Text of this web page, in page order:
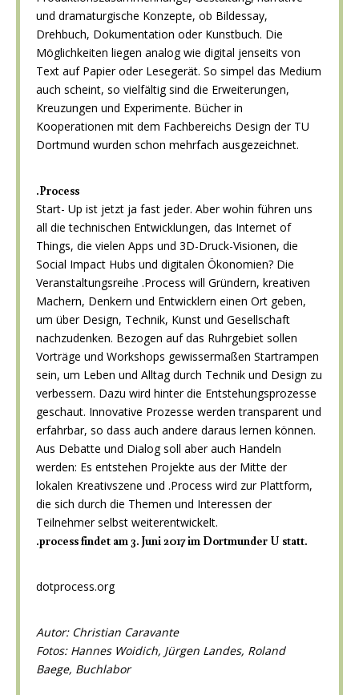
und dramaturgische Konzepte, ob Bildessay,
Drehbuch, Dokumentation oder Kunstbuch. Die
Möglichkeiten liegen analog wie digital jenseits von
Text auf Papier oder Lesegerät. So simpel das Medium
auch scheint, so vielfältig sind die Erweiterungen,
Kreuzungen und Experimente. Bücher in
Kooperationen mit dem Fachbereichs Design der TU
Dortmund wurden schon mehrfach ausgezeichnet.
.Process
Start- Up ist jetzt ja fast jeder. Aber wohin führen uns
all die technischen Entwicklungen, das Internet of
Things, die vielen Apps und 3D-Druck-Visionen, die
Social Impact Hubs und digitalen Ökonomien? Die
Veranstaltungsreihe .Process will Gründern, kreativen
Machern, Denkern und Entwicklern einen Ort geben,
um über Design, Technik, Kunst und Gesellschaft
nachzudenken. Bezogen auf das Ruhrgebiet sollen
Vorträge und Workshops gewissermaßen Startrampen
sein, um Leben und Alltag durch Technik und Design zu
verbessern. Dazu wird hinter die Entstehungsprozesse
geschaut. Innovative Prozesse werden transparent und
erfahrbar, so dass auch andere daraus lernen können.
Aus Debatte und Dialog soll aber auch Handeln
werden: Es entstehen Projekte aus der Mitte der
lokalen Kreativszene und .Process wird zur Plattform,
die sich durch die Themen und Interessen der
Teilnehmer selbst weiterentwickelt.
.process findet am 3. Juni 2017 im Dortmunder U statt.
dotprocess.org
Autor: Christian Caravante
Fotos: Hannes Woidich, Jürgen Landes, Roland
Baege, Buchlabor